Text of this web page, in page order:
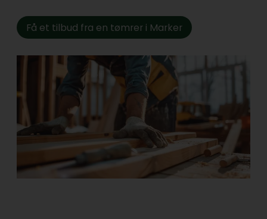
Få et tilbud fra en tømrer i Marker